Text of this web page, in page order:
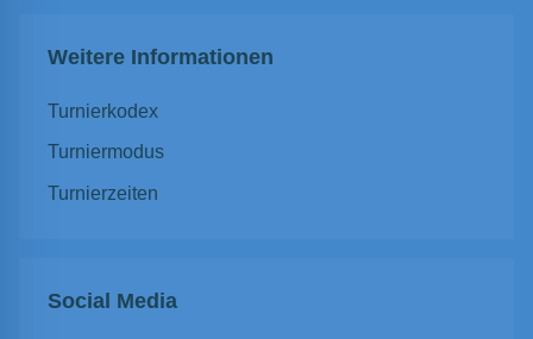
Weitere Informationen
Turnierkodex
Turniermodus
Turnierzeiten
Social Media